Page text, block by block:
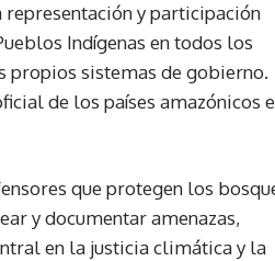
y participación
Indígenas en todos los
propios sistemas de gobierno.
de los países amazónicos
que protegen los
y documentar amenazas,
en la justicia climática y la